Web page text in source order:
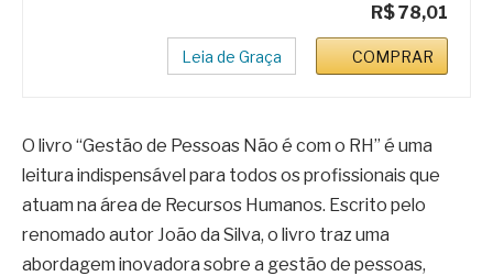
R$ 78,01
Leia de Graça COMPRAR
O livro “Gestão de Pessoas Não é com o RH” é uma
leitura indispensável para todos os profissionais que
atuam na área de Recursos Humanos. Escrito pelo
renomado autor João da Silva, o livro traz uma
abordagem inovadora sobre a gestão de pessoas,